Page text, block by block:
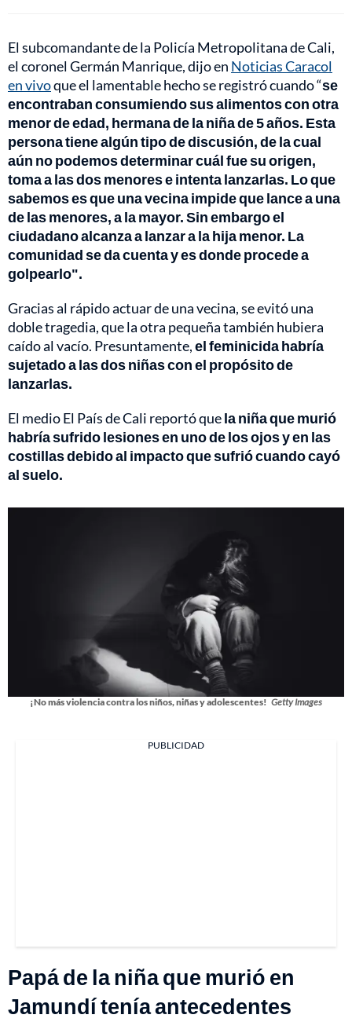
El subcomandante de la Policía Metropolitana de Cali,
el coronel Germán Manrique, dijo en Noticias Caracol
en vivoque el lamentable hecho se registró cuando “se
encontraban consumiendo sus alimentos con otra
menor de edad, hermana de la niña de 5 años. Esta
persona tiene algún tipo de discusión, de la cual
aún no podemos determinar cuál fue su origen,
toma a las dos menores e intenta lanzarlas. Lo que
sabemos es que una vecina impide que lance a una
de las menores, a la mayor. Sin embargo el
ciudadano alcanza a lanzar a la hija menor. La
comunidad se da cuenta y es donde procede a
golpearlo".
Gracias al rápido actuar de una vecina, se evitó una
doble tragedia, que la otra pequeña también hubiera
caído al vacío. Presuntamente,el feminicida habría
sujetado a las dos niñas con el propósito de
lanzarlas.
El medio El País de Cali reportó quela niña que murió
habría sufrido lesiones en uno de los ojos y en las
costillas debido al impacto que sufrió cuando cayó
al suelo.
¡No más violencia contra los niños, niñas y adolescentes! Getty Images
PUBLICIDAD
Papá de la niña que murió en
Jamundí tenía antecedentes